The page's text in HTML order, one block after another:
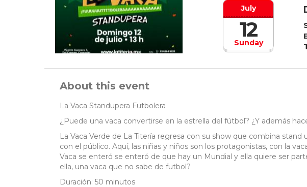
Sunday
July
12
About this event
La Vaca Standupera Futbolera
¿Puede una vaca convertirse en la estrella del fútbol? ¿Y además
La Vaca Verde de La Titería regresa con su show que combina
con el público. Aquí, las niñas y niños son los protagonistas, con la
Vaca se enteró se enteró de que hay un Mundial y ella quiere ser
ella, una vaca que no sabe de futbol?
Duración: 50 minutos